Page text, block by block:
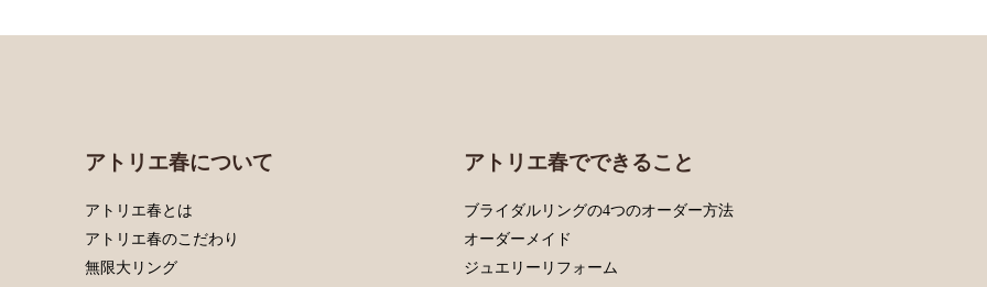
アトリエ春について
アトリエ春とは
アトリエ春のこだわり
無限大リング
アトリエ春でできること
ブライダルリングの4つのオーダー方法
オーダーメイド
ジュエリーリフォーム